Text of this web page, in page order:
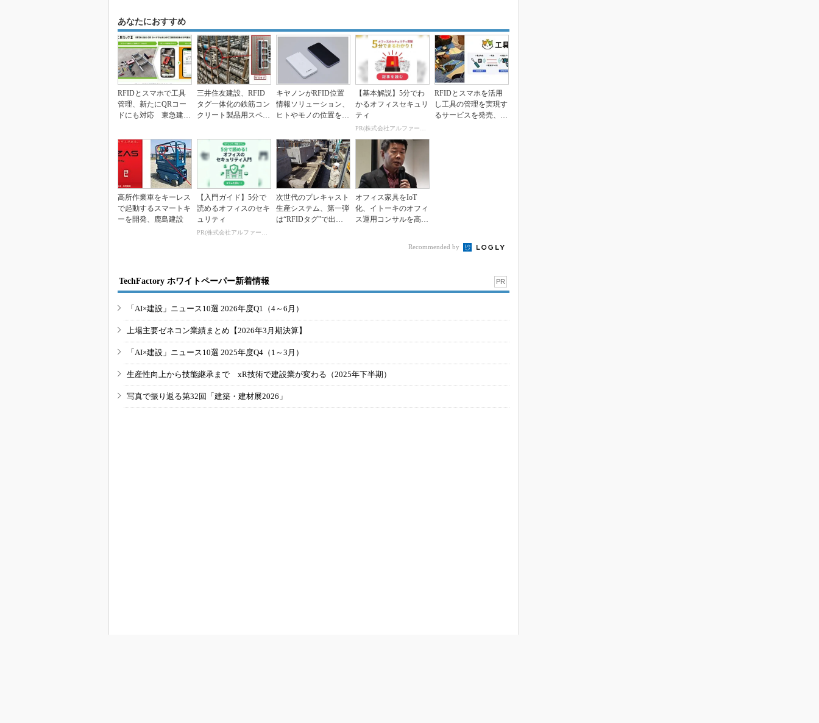
あなたにおすすめ
RFIDとスマホで工具
管理、新たにQRコー
ドにも対応 東急建設
三井住友建設、RFID
タグ一体化の鉄筋コン
クリート製品用スペー
キヤノンがRFID位置
情報ソリューション、
ヒトやモノの位置を見
【基本解説】5分でわ
かるオフィスセキュリ
ティ
PR(株式会社アルファーテクノ)
RFIDとスマホを活用
し工具の管理を実現す
るサービスを発売、東
高所作業車をキーレス
で起動するスマートキ
ーを開発、鹿島建設
【入門ガイド】5分で
読めるオフィスのセキ
ュリティ
PR(株式会社アルファーテクノ)
次世代のプレキャスト
生産システム、第一弾
は“RFIDタグ”で出荷
オフィス家具をIoT
化、イトーキのオフィ
ス運用コンサルを高度
Recommended by
TechFactory ホワイトペーパー新着情報 PR
「AI×建設」ニュース10選 2026年度Q1（4～6月）
上場主要ゼネコン業績まとめ【2026年3月期決算】
「AI×建設」ニュース10選 2025年度Q4（1～3月）
生産性向上から技能継承まで xR技術で建設業が変わる（2025年下半期）
写真で振り返る第32回「建築・建材展2026」